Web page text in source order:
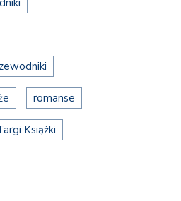
romanse
Książki